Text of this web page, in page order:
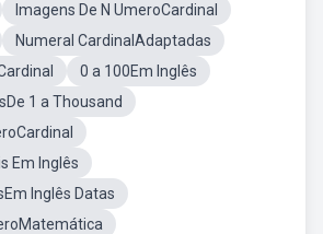
Imagens De N UmeroCardinal
Numeral CardinalAdaptadas
0 a 100Em Inglês
1 a Thousand
Em Inglês
Inglês Datas